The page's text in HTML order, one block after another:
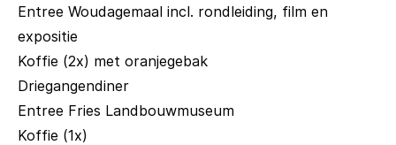
Entree Woudagemaal incl. rondleiding, film en
expositie
Koffie (2x) met oranjegebak
Driegangendiner
Entree Fries Landbouwmuseum
Koffie (1x)